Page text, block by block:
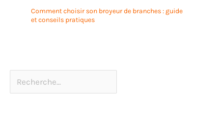
Comment choisir son broyeur de branches : guide
et conseils pratiques